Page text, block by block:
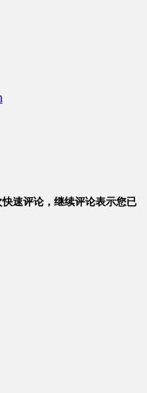
速评论，继续评论表示您已